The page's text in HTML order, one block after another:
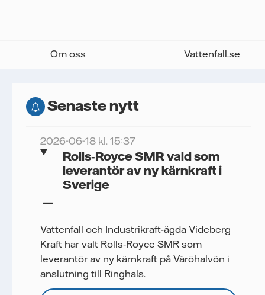
Om oss Vattenfall.se
Senaste nytt
2026-06-18 kl. 15:37
Rolls‑Royce SMR vald som
leverantör av ny kärnkraft i
Sverige
Vattenfall och Industrikraft-ägda Videberg
Kraft har valt Rolls‑Royce SMR som
leverantör av ny kärnkraft på Väröhalvön i
anslutning till Ringhals.